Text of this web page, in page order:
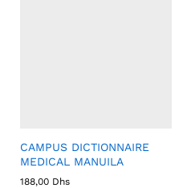
CAMPUS DICTIONNAIRE
MEDICAL MANUILA
188,00 Dhs